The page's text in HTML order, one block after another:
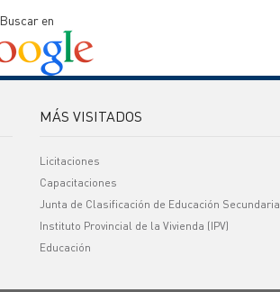
Buscar en
MÁS VISITADOS
Licitaciones
Capacitaciones
Junta de Clasificación de Educación Secundaria
Instituto Provincial de la Vivienda (IPV)
Educación